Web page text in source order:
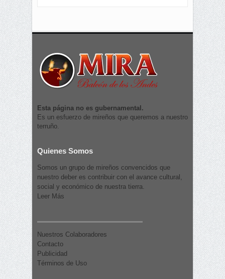
Esta página no es gubernamental.
Es un esfuerzo de mireños que queremos a nuestro
terruño.
Quienes Somos
Somos un grupo de mireños convencidos que
nuestro deber es contribuir con el avance cultural,
social y económico de nuestra tierra.
Leer Más
Nuestros Colaboradores
Contacto
Publicidad
Términos de Uso